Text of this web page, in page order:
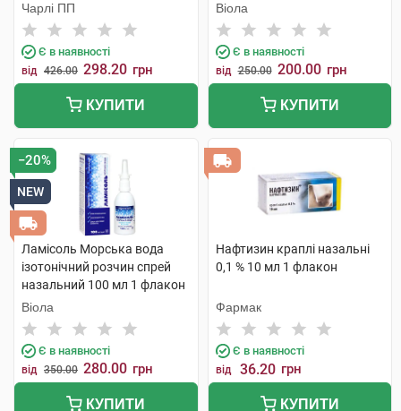
Чарлі ПП
Є в наявності
від 426.00 298.20 грн
КУПИТИ
Віола
Є в наявності
від 250.00 200.00 грн
КУПИТИ
−20%
NEW
Ламісоль Морська вода
ізотонічний розчин спрей
назальний 100 мл 1 флакон
Віола
Є в наявності
від 350.00 280.00 грн
КУПИТИ
Нафтизин краплі назальні
0,1 % 10 мл 1 флакон
Фармак
Є в наявності
від 36.20 грн
КУПИТИ